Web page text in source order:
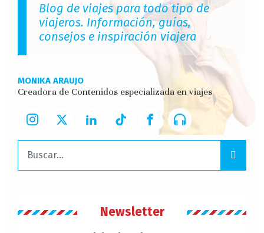
Blog de viajes para todo tipo de
viajeros. Información, guías,
consejos e inspiración viajera
MONIKA ARAUJO
Creadora de Contenidos especializada en viajes
Buscar:
Newsletter